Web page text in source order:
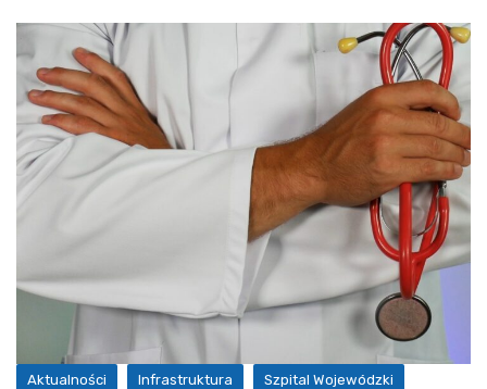
Aktualności Infrastruktura Szpital Wojewódzki